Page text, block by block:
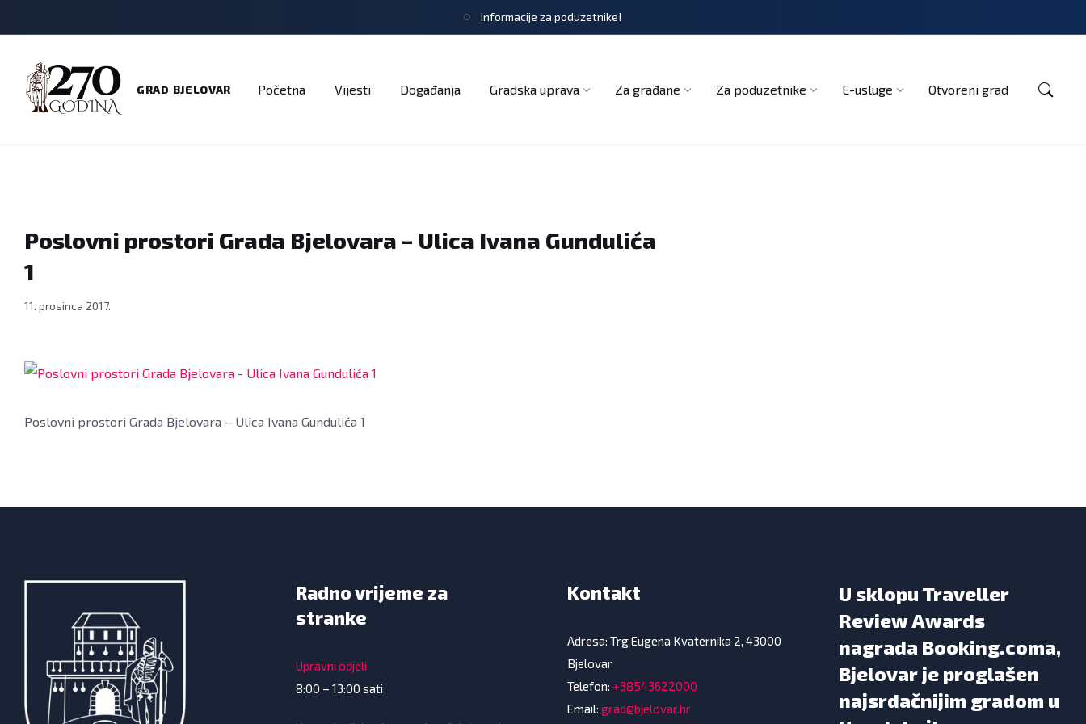
Informacije za poduzetnike!
GRAD BJELOVAR Početna Vijesti Događanja Gradska uprava Za građane Za poduzetnike E-usluge Otvoreni grad
Poslovni prostori Grada Bjelovara – Ulica Ivana Gundulića
1
11. prosinca 2017.
Poslovni prostori Grada Bjelovara – Ulica Ivana Gundulića 1
Radno vrijeme za
stranke
Upravni odjeli
8:00 – 13:00 sati
Kontakt
Adresa: Trg Eugena Kvaternika 2, 43000
Bjelovar
Telefon: +38543622000
Email: grad@bjelovar.hr
U sklopu Traveller
Review Awards
nagrada Booking.coma,
Bjelovar je proglašen
najsrdačnijim gradom u